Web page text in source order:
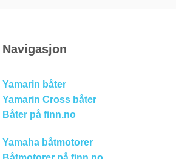
Navigasjon
Yamarin båter
Yamarin Cross båter
Båter på finn.no
Yamaha båtmotorer